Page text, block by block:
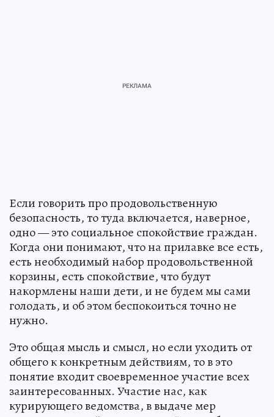
Если говорить про продовольственную
безопасность, то туда включается, наверное,
одно — это социальное спокойствие граждан.
Когда они понимают, что на прилавке все есть,
есть необходимый набор продовольственной
корзины, есть спокойствие, что будут
накормлены наши дети, и не будем мы сами
голодать, и об этом беспокоиться точно не
нужно.
Это общая мысль и смысл, но если уходить от
общего к конкретным действиям, то в это
понятие входит своевременное участие всех
заинтересованных. Участие нас, как
курирующего ведомства, в выдаче мер